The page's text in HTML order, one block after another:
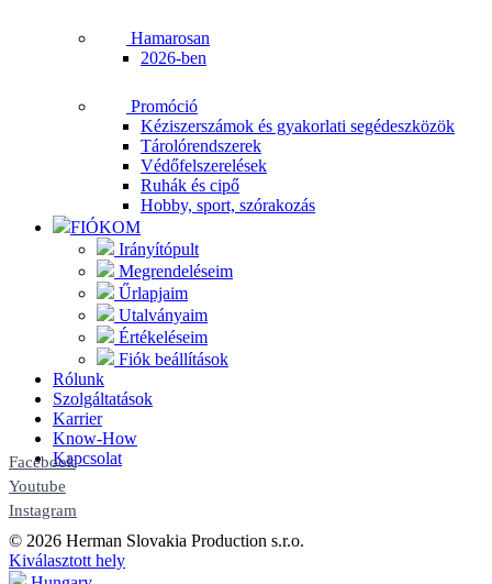
Hamarosan
2026-ben
Promóció
Kéziszerszámok és gyakorlati segédeszközök
Tárolórendszerek
Védőfelszerelések
Ruhák és cipő
Hobby, sport, szórakozás
FIÓKOM
Irányítópult
Megrendeléseim
Űrlapjaim
Utalványaim
Értékeléseim
Fiók beállítások
Rólunk
Szolgáltatások
Karrier
Know-How
Kapcsolat
Facebook
Youtube
Instagram
© 2026 Herman Slovakia Production s.r.o.
Kiválasztott hely